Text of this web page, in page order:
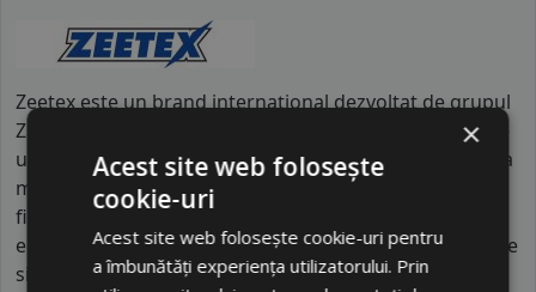
Zeetex este un brand internațional dezvoltat de grupul
Zafco din Dubai, fiind produs în unități de fabricație de
ultimă generație din Asia, sub supravegherea tehnică a
mii de specialiști. Brandul activează în peste 85 de țări,
fiind recunoscut pentru creșterea sa rapidă pe piața
europeană și americană datorită standardelor înalte de
siguranță. Diferențiatorul major al Zeetex față de
×
Acest site web folosește
cookie-uri
Acest site web folosește cookie-uri pentru
a îmbunătăți experiența utilizatorului. Prin